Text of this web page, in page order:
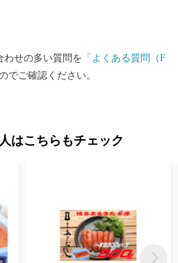
わせの多い質問を 「よくある質問（F
でご確認ください。
はこちらもチェック